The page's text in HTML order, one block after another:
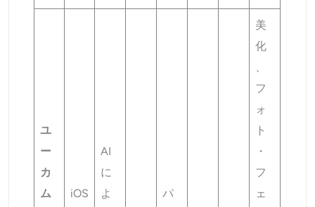
ユ
ー
カ
ム
iOS
AI
に
よ
パ
美
化
、
フ
ォ
ト
・
フ
ェ